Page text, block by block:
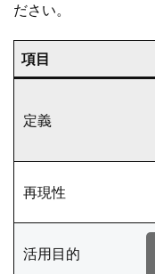
ださい。
項目
定義
再現性
活用目的